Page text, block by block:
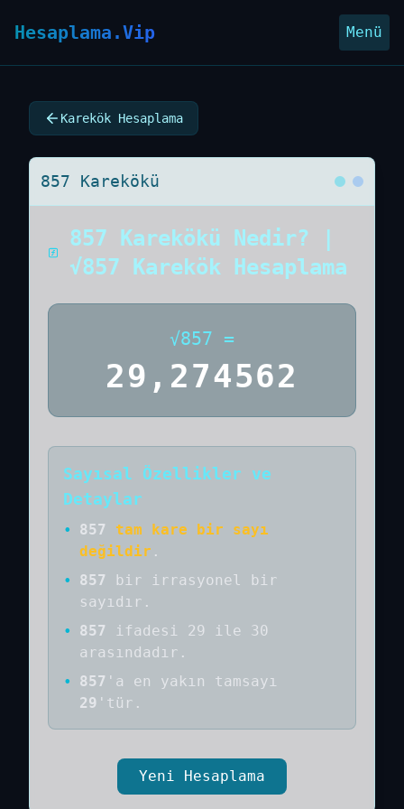
Hesaplama.Vip Menü
Karekök Hesaplama
857 Karekökü
857 Karekökü Nedir? |
√857 Karekök Hesaplama
√857 =
29,274562
Sayısal Özellikler ve
Detaylar
• 857
tam kare bir sayı
değildir .
•
857 bir
irrasyonel bir
sayıdır .
•
857
ifadesi 29 ile 30
arasındadır.
•
857 'a en yakın tamsayı
29 'tür.
Yeni Hesaplama